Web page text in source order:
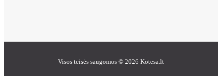
Visos teisės saugomos © 2026 Kotesa.lt